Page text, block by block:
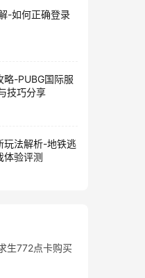
-如何正确登录
略-PUBG国际服
技巧分享
玩法解析-地铁逃
体验评测
生772点卡购买